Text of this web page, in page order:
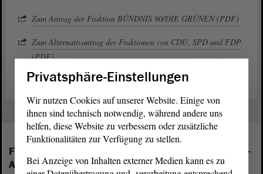
Zum Antrag der Fraktion BÜNDNIS 90/DIE GRÜNEN (PDF)
Zum Alternativantrag der Fraktionen von CDU, SPD und FDP
(PDF)
Folgende Fraktionen sind im Landtag von Sachsen-
Anhalt vertreten:
Privatsphäre-Einstellungen
Wir nutzen Cookies auf unserer Website. Einige von
ihnen sind technisch notwendig, während andere uns
helfen, diese Website zu verbessern oder zusätzliche
Funktionalitäten zur Verfügung zu stellen.
Bei Anzeige von Inhalten externer Medien kann es zu